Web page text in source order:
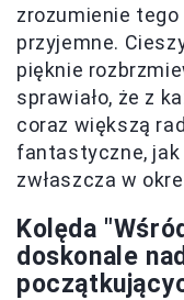
zrozumienie tego
przyjemne.
pięknie
sprawiało, że z
coraz większą
fantastyczne, jak
zwłaszcza w
Kolęda
doskonale